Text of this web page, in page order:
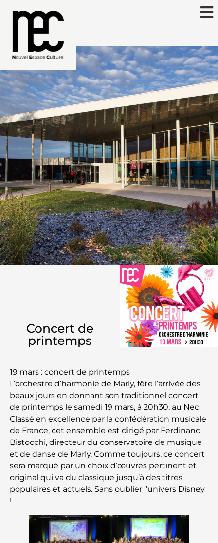
Concert de
printemps
19 mars : concert de printemps
L’orchestre d’harmonie de Marly, fête l’arrivée des
beaux jours en donnant son traditionnel concert
de printemps le samedi 19 mars, à 20h30, au Nec.
Classé en excellence par la confédération musicale
de France, cet ensemble est dirigé par Ferdinand
Bistocchi, directeur du conservatoire de musique
et de danse de Marly. Comme toujours, ce concert
sera marqué par un choix d’œuvres pertinent et
original qui va du classique jusqu’à des titres
populaires et actuels. Sans oublier l’univers Disney
!